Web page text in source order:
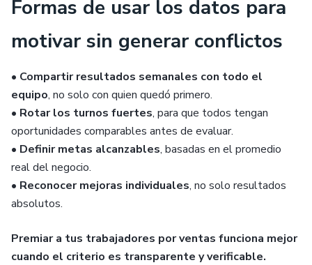
Formas de usar los datos para
motivar sin generar conflictos
• Compartir resultados semanales con todo el
equipo, no solo con quien quedó primero.
• Rotar los turnos fuertes, para que todos tengan
oportunidades comparables antes de evaluar.
• Definir metas alcanzables, basadas en el promedio
real del negocio.
• Reconocer mejoras individuales, no solo resultados
absolutos.
Premiar a tus trabajadores por ventas funciona mejor
cuando el criterio es transparente y verificable.